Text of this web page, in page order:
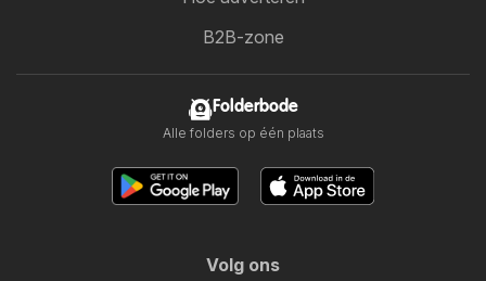
B2B-zone
Folderbode
Alle folders op één plaats
Volg ons